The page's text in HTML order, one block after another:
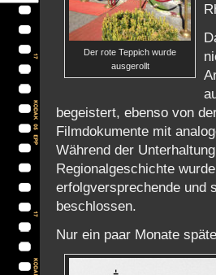
Der rote Teppich wurde
ausgerollt
begeistert, ebenso von
Filmdokumente mit
Während der
Regionalgeschichte
erfolgversprechende und
beschlossen.
Nur ein paar Monate